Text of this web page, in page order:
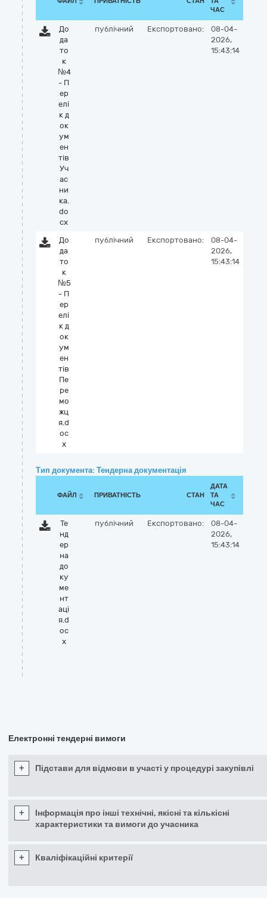
ЧАС
До
да
то
к
№4
- П
ер
елі
к д
ок
ум
ен
тів
Уч
ас
ни
ка.
do
cx
публічний Експортовано:
08-04-
2026,
15:43:14
До
да
то
к
№5
- П
ер
елі
к д
ок
ум
ен
тів
Пе
ре
мо
жц
я.d
oc
x
публічний Експортовано:
08-04-
2026,
15:43:14
Тип документа: Тендерна документація
ФАЙЛ ПРИВАТНІСТЬ СТАН
ДАТА
ТА
ЧАС
Те
нд
ер
на
до
ку
ме
нт
аці
я.d
oc
x
публічний Експортовано:
08-04-
2026,
15:43:14
Електронні тендерні вимоги
+ Підстави для відмови в участі у процедурі закупівлі
+
Інформація про інші технічні, якісні та кількісні
характеристики та вимоги до учасника
+ Кваліфікаційні критерії